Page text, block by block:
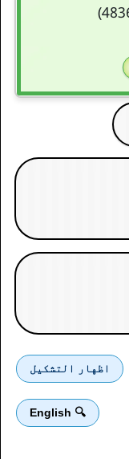
اظهار التشكيل
🔍 English